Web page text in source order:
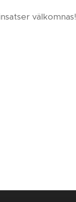
välkomnas!